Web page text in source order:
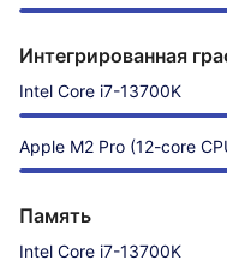
Интегрированная
Intel Core i7-13700K
Apple M2 Pro (12-core
Память
Intel Core i7-13700K